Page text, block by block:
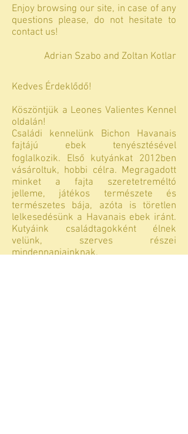
Enjoy browsing our site, in case of any
questions please, do not hesitate to
contact us!
Adrian Szabo and Zoltan Kotlar
Kedves Érdeklődő!
Köszöntjük a Leones Valientes Kennel
oldalán!
Családi kennelünk Bichon Havanais
fajtájú ebek tenyésztésével
foglalkozik. Első kutyánkat 2012ben
vásároltuk, hobbi célra. Megragadott
minket a fajta szeretetreméltó
jelleme, játékos természete és
természetes bája, azóta is töretlen
lelkesedésünk a Havanais ebek iránt.
Kutyáink családtagokként élnek
velünk, szerves részei
mindennapjainknak.